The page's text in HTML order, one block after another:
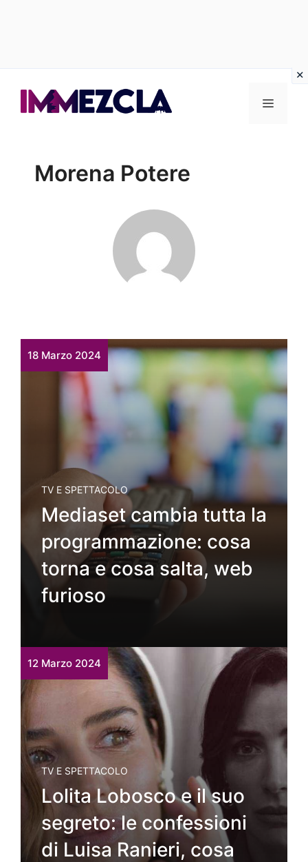
Menu
Morena Potere
18 Marzo 2024
TV E SPETTACOLO
Mediaset cambia tutta la
programmazione: cosa
torna e cosa salta, web
furioso
12 Marzo 2024
TV E SPETTACOLO
Lolita Lobosco e il suo
segreto: le confessioni
di Luisa Ranieri, cosa